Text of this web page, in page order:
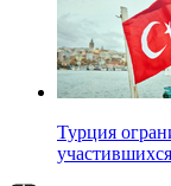
Турция